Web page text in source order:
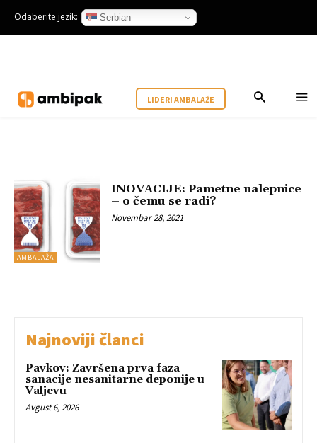
Odaberite jezik: Serbian
LIDERI AMBALAŽE
AMBALAŽA
INOVACIJE: Pametne nalepnice
– o čemu se radi?
Novembar 28, 2021
Najnoviji članci
Pavkov: Završena prva faza
sanacije nesanitarne deponije u
Valjevu
Avgust 6, 2026